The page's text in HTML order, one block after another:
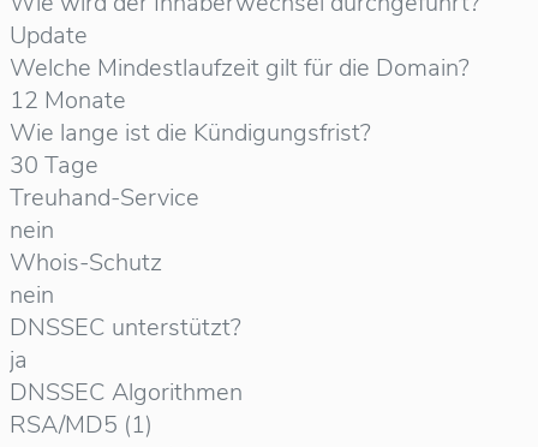
Update
Welche Mindestlaufzeit gilt für die Domain?
12 Monate
Wie lange ist die Kündigungsfrist?
30 Tage
Treuhand-Service
nein
Whois-Schutz
nein
DNSSEC unterstützt?
ja
DNSSEC Algorithmen
RSA/MD5 (1)